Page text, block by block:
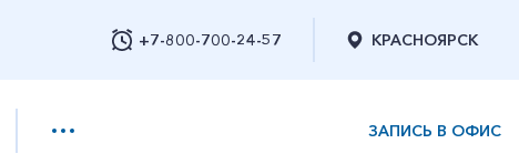
+7-800-700-24-57 КРАСНОЯРСК
ЗАПИСЬ В ОФИС